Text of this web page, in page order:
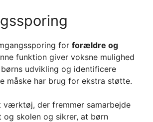
for forældre og
funktion giver voksne mulighed
udvikling og identificere
måske har brug for ekstra støtte.
værktøj, der fremmer samarbejde
og skolen og sikrer, at børn